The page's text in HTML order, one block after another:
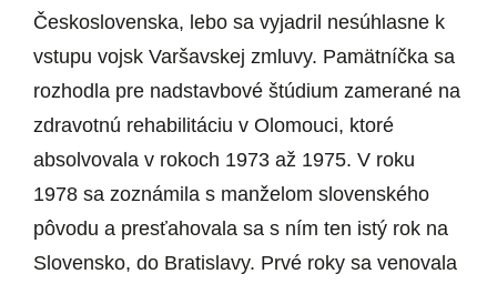
Československa, lebo sa vyjadril nesúhlasne k
vstupu vojsk Varšavskej zmluvy. Pamätníčka sa
rozhodla pre nadstavbové štúdium zamerané na
zdravotnú rehabilitáciu v Olomouci, ktoré
absolvovala v rokoch 1973 až 1975. V roku
1978 sa zoznámila s manželom slovenského
pôvodu a presťahovala sa s ním ten istý rok na
Slovensko, do Bratislavy. Prvé roky sa venovala